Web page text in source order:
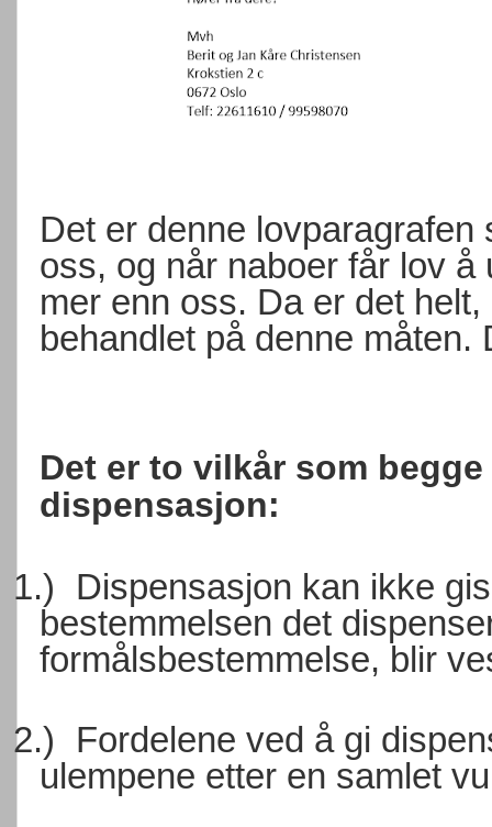
Det er denne
oss, og når naboer får lov
mer enn oss. Da er det
behandlet på denne måten.
Det er to vilkår som
dispensasjon:
1.)
Dispensasjon kan ikke
bestemmelsen det
formålsbestemmelse, blir
2.)
Fordelene ved å gi
ulempene etter en samlet